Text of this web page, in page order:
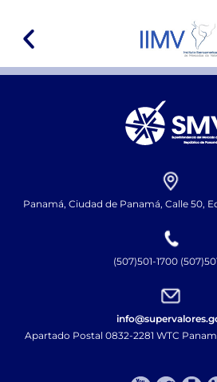
Panamá, Ciudad de Panamá, Calle 50,
(507)501-1700
Apartado Postal 0832-2281 WTC